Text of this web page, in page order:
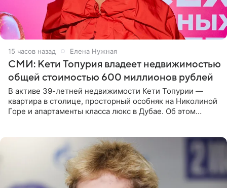
15 часов назад Елена Нужная
СМИ: Кети Топурия владеет недвижимостью
общей стоимостью 600 миллионов рублей
В активе 39-летней недвижимости Кети Топурии —
квартира в столице, просторный особняк на Николиной
Горе и апартаменты класса люкс в Дубае. Об этом